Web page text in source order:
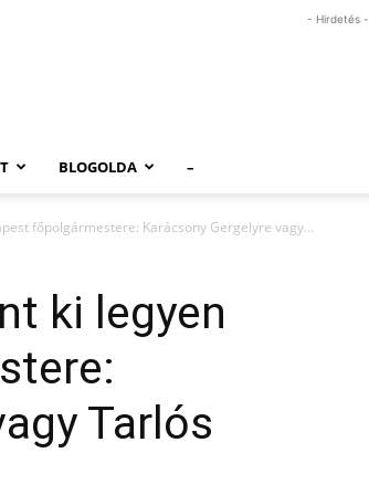
- Hirdetés -
BLOGOLDA –
főpolgármestere: Karácsony Gergelyre vagy...
ki legyen
Tarlós